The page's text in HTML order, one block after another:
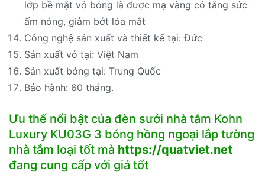
lớp bề mặt vỏ bóng là được mạ vàng có tăng sức
ấm nóng, giảm bớt lóa mắt
Công nghệ sản xuất và thiết kế tại: Đức
Sản xuất vỏ tại: Việt Nam
Sản xuất bóng tại: Trung Quốc
Bảo hành: 60 tháng.
Ưu thế nổi bật của đèn sưởi nhà tắm Kohn
Luxury KU03G 3 bóng hồng ngoại lắp tường
nhà tắm loại tốt mà https://quatviet.net
đang cung cấp với giá tốt